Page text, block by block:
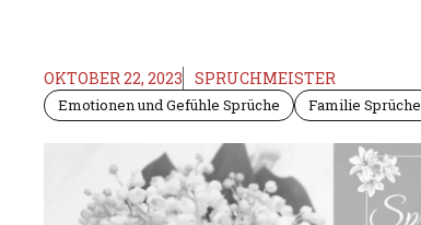
OKTOBER 22, 2023 SPRUCHMEISTER
Emotionen und Gefühle Sprüche Familie Sprüche